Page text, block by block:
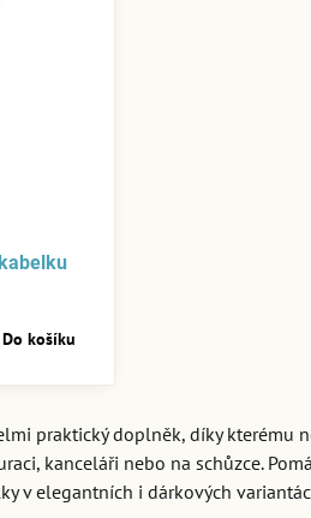
Do košíku
praktický doplněk, díky kterému
kanceláři nebo na schůzce.
v elegantních i dárkových